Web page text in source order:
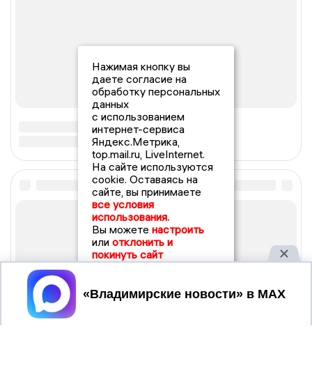
Нажимая кнопку вы
даете согласие на
обработку персональных
данных
с использованием
интернет-сервиса
Яндекс.Метрика,
top.mail.ru, LiveInternet.
На сайте используются
cookie. Оставаясь на
сайте, вы принимаете
все условия
использования.
Вы можете настроить
или отклонить и
покинуть сайт
Принять